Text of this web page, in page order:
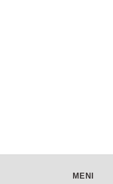
MENI